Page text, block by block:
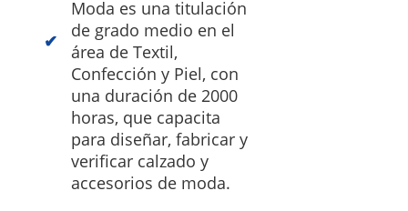
Moda es una titulación
de grado medio en el
área de Textil,
Confección y Piel, con
una duración de 2000
horas, que capacita
para diseñar, fabricar y
verificar calzado y
accesorios de moda.